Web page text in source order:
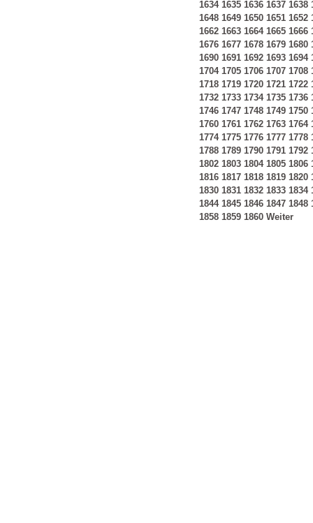
1634 1635 1636 1637 1638
1648 1649 1650 1651 1652
1662 1663 1664 1665 1666
1676 1677 1678 1679 1680
1690 1691 1692 1693 1694
1704 1705 1706 1707 1708
1718 1719 1720 1721 1722
1732 1733 1734 1735 1736
1746 1747 1748 1749 1750
1760 1761 1762 1763 1764
1774 1775 1776 1777 1778
1788 1789 1790 1791 1792
1802 1803 1804 1805 1806
1816 1817 1818 1819 1820
1830 1831 1832 1833 1834
1844 1845 1846 1847 1848
1858 1859 1860 Weiter